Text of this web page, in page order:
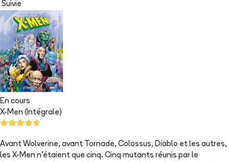
Suivie
En cours
X-Men (Intégrale)
Avant Wolverine, avant Tornade, Colossus, Diablo et les autres,
les X-Men n'étaient que cinq. Cinq mutants réunis par le